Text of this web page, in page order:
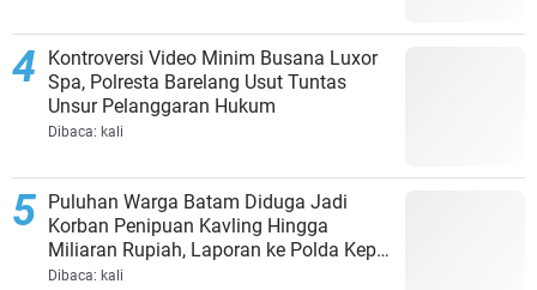
Kontroversi Video Minim Busana Luxor
Spa, Polresta Barelang Usut Tuntas
Unsur Pelanggaran Hukum
Dibaca: kali
Puluhan Warga Batam Diduga Jadi
Korban Penipuan Kavling Hingga
Miliaran Rupiah, Laporan ke Polda Kepri
Jalan di Tempat?
Dibaca: kali